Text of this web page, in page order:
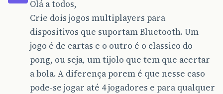
Olá a todos,
Crie dois jogos multiplayers para
dispositivos que suportam Bluetooth. Um
jogo é de cartas e o outro é o classico do
pong, ou seja, um tijolo que tem que acertar
a bola. A diferença porem é que nesse caso
pode-se jogar até 4 jogadores e para qualquer